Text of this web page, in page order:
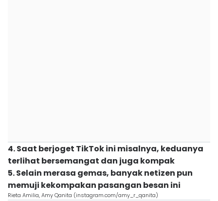
4. Saat berjoget TikTok ini misalnya, keduanya
terlihat bersemangat dan juga kompak
5. Selain merasa gemas, banyak netizen pun
memuji kekompakan pasangan besan ini
Rieta Amilia, Amy Qanita (instagram.com/amy_r_qanita)